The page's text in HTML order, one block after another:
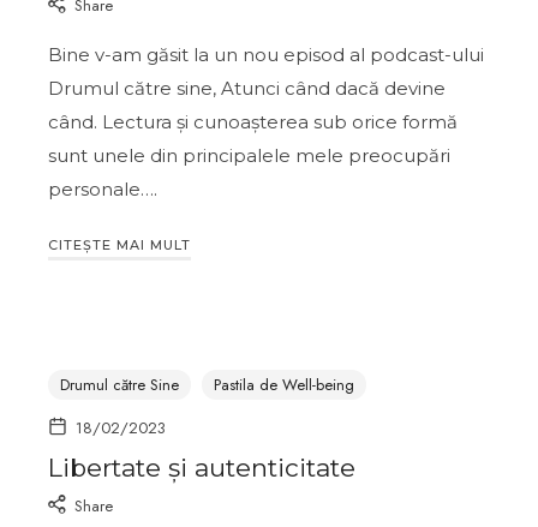
Share
Bine v-am găsit la un nou episod al podcast-ului
Drumul către sine, Atunci când dacă devine
când. Lectura și cunoașterea sub orice formă
sunt unele din principalele mele preocupări
personale….
CITEȘTE MAI MULT
Drumul către Sine
Pastila de Well-being
18/02/2023
Libertate și autenticitate
Share